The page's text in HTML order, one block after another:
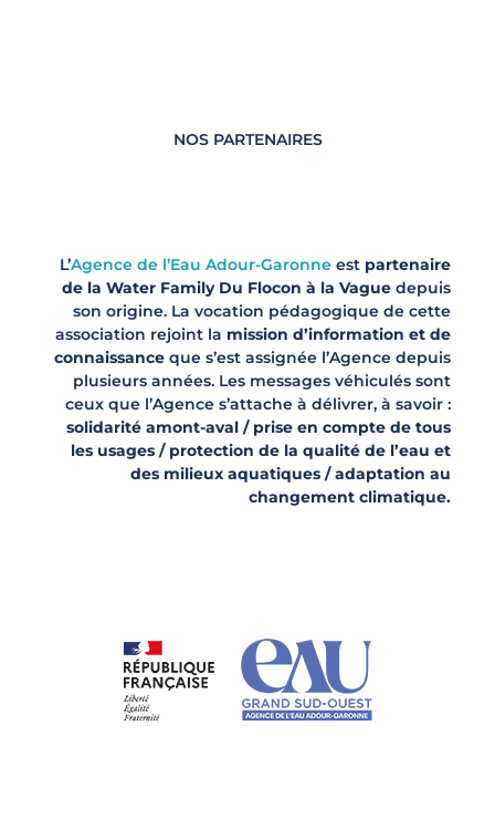
NOS PARTENAIRES
L’Agence de l’Eau Adour-Garonne est partenaire
de la Water Family Du Flocon à la Vague depuis
son origine. La vocation pédagogique de cette
association rejoint la mission d’information et de
connaissance que s’est assignée l’Agence depuis
plusieurs années. Les messages véhiculés sont
ceux que l’Agence s’attache à délivrer, à savoir :
solidarité amont-aval / prise en compte de tous
les usages / protection de la qualité de l’eau et
des milieux aquatiques / adaptation au
changement climatique.